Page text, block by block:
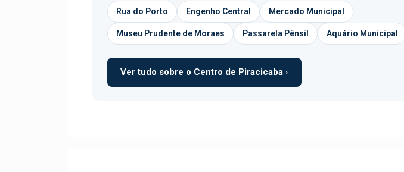
Rua do Porto Engenho Central Mercado Municipal
Museu Prudente de Moraes Passarela Pênsil Aquário Municipal
Ver tudo sobre o Centro de Piracicaba ›